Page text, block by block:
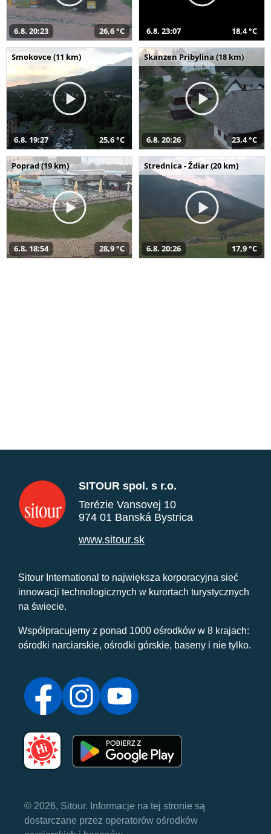
6.8. 20:23 26,6 °C 6.8. 23:07 18,4 °C
Smokovce (11 km)
6.8. 19:27 25,6 °C
Skanzen Pribylina (18 km)
6.8. 20:26 23,4 °C
Poprad (19 km)
6.8. 18:54 28,9 °C
Strednica - Ždiar (20 km)
6.8. 20:26 17,9 °C
SITOUR spol. s r.o.
Terézie Vansovej 10
974 01 Banská Bystrica
www.sitour.sk
Sitour International to największa korporacyjna sieć
innowacji technologicznych w kurortach turystycznych
na świecie.
Współpracujemy z ponad 1000 ośrodków w 8 krajach:
ośrodki narciarskie, ośrodki górskie, baseny i nie tylko.
© 2026, Sitour. Informacje na tej stronie są
dostarczane przez operatorów ośrodków